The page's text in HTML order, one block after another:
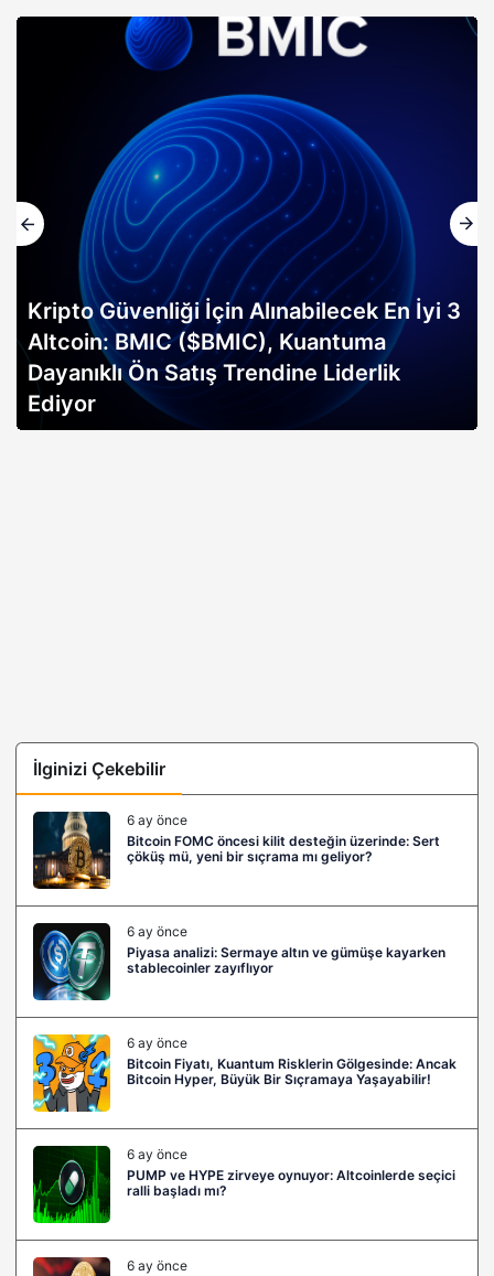
En İyi 3
Kuantuma
Liderlik
Altın rallisi, 2026
erken sinyali mi?
açıklıyor…
İlginizi Çekebilir
6 ay önce
Bitcoin FOMC öncesi kilit desteğin üzerinde: Sert
çöküş mü, yeni bir sıçrama mı geliyor?
6 ay önce
Piyasa analizi: Sermaye altın ve gümüşe kayarken
stablecoinler zayıflıyor
6 ay önce
Bitcoin Fiyatı, Kuantum Risklerin Gölgesinde: Ancak
Bitcoin Hyper, Büyük Bir Sıçramaya Yaşayabilir!
6 ay önce
PUMP ve HYPE zirveye oynuyor: Altcoinlerde seçici
ralli başladı mı?
6 ay önce